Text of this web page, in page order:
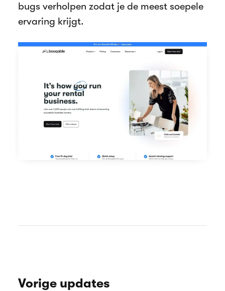
bugs verholpen zodat je de meest soepele
ervaring krijgt.
Vorige updates